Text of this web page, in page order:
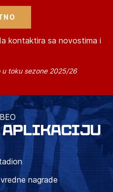
kontaktira sa novostima i
u toku sezone 2025/26
nagrade